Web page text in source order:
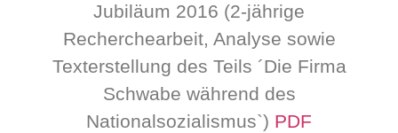
Jubiläum 2016 (2-jährige
Recherchearbeit, Analyse sowie
Texterstellung des Teils ´Die Firma
Schwabe während des
Nationalsozialismus`) PDF